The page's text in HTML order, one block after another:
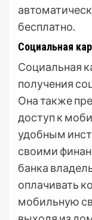
бесплатно.
Социальная
Социальная
получения
Она также
доступ к
удобным
своими
банка
оплачивать
мобильную